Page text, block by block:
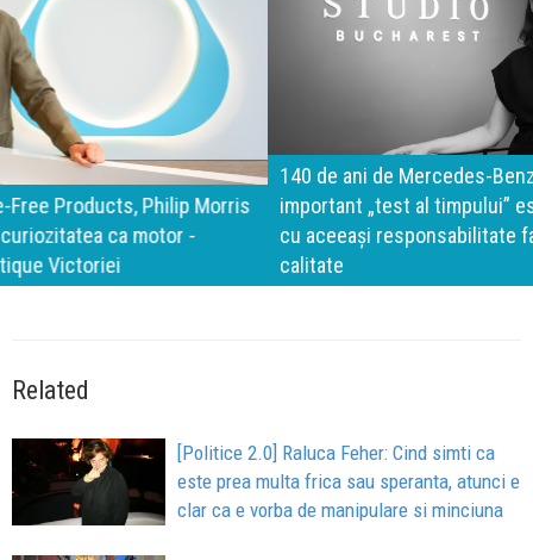
140 de ani de Mercedes-Benz. Ramona Pîrlog: Cel mai
important „test al timpului” este să inovăm constant, dar
cu aceeași responsabilitate față de oameni, siguranță și
calitate
Related
[Politice 2.0] Raluca Feher: Cind simti ca
este prea multa frica sau speranta, atunci e
clar ca e vorba de manipulare si minciuna